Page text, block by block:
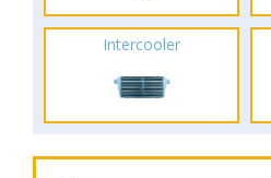
Intercooler